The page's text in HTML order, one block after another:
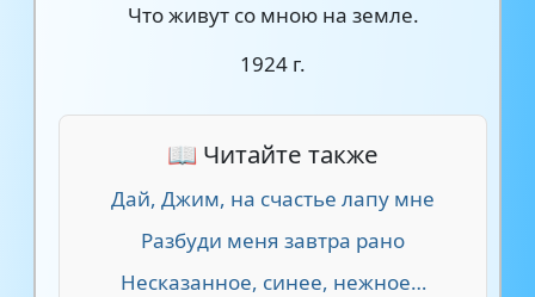
Что живут со мною на земле.
1924 г.
📖 Читайте также
Дай, Джим, на счастье лапу мне
Разбуди меня завтра рано
Несказанное, синее, нежное…